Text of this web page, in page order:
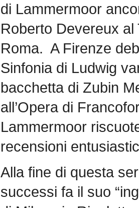
di Lammermoor
Roberto Devereux al
Roma. A Firenze
Sinfonia di Ludwig
bacchetta di Zubin
all’Opera di
Lammermoor
recensioni
Alla fine di questa
successi fa il suo